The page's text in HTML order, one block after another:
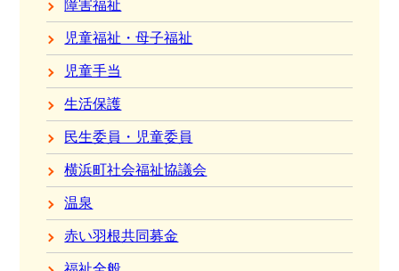
障害福祉
児童福祉・母子福祉
児童手当
生活保護
民生委員・児童委員
横浜町社会福祉協議会
温泉
赤い羽根共同募金